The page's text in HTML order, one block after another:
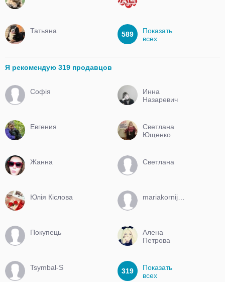
Татьяна 589
Показать
всех
Я рекомендую 319 продавцов
Софія
Инна
Назаревич
Евгения
Светлана
Ющенко
Жанна Светлана
Юлія Кіслова
Покупець
Алена
Петрова
Tsymbal-S 319
Показать
всех